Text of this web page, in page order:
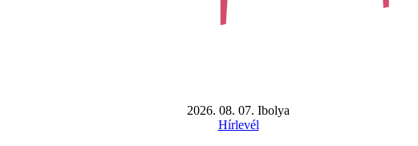
2026. 08. 07. Ibolya
Hírlevél